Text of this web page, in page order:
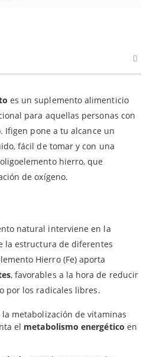
es un suplemento alimenticio
para aquellas personas con
pone a tu alcance un
fácil de tomar y con una
hierro, que
de oxígeno.
natural interviene en la
la estructura de diferentes
Hierro (Fe) aporta
, favorables a la hora de reducir
por los radicales libres.
metabolización de vitaminas
el metabolismo energético en